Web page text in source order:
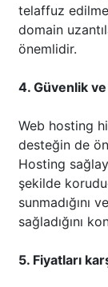
telaffuz
domain
önemlidir.
4. Güvenlik
Web hosting
desteğin de
Hosting
şekilde
sunmadığını
sağladığını
5. Fiyatları